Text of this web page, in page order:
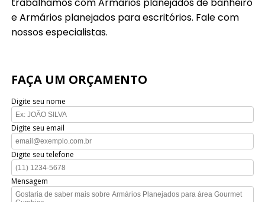
trabalhamos com Armários planejados de banheiro
e Armários planejados para escritórios. Fale com
nossos especialistas.
FAÇA UM ORÇAMENTO
Digite seu nome
Digite seu email
Digite seu telefone
Mensagem